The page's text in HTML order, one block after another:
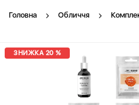
Головна Обличчя
ЗНИЖКА 20 %